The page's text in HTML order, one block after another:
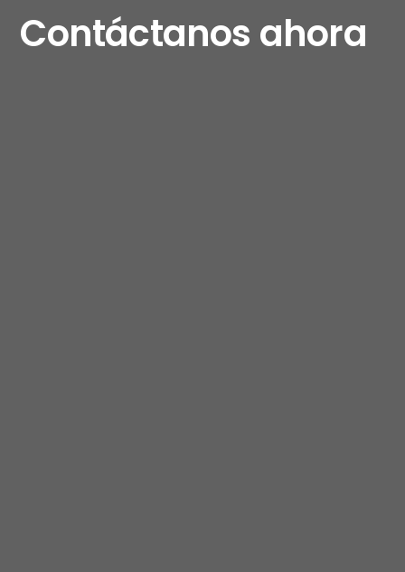
Contáctanos ahora